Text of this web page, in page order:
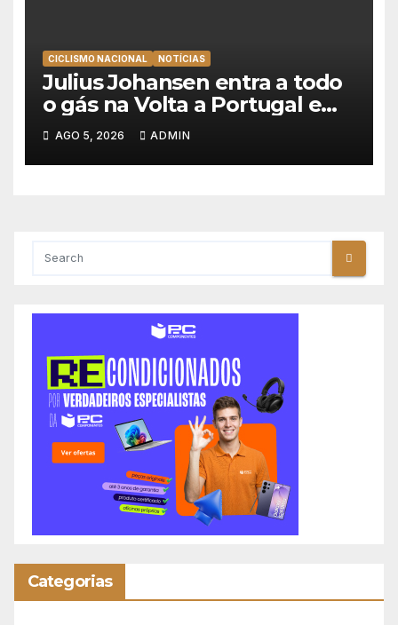
CICLISMO NACIONAL NOTÍCIAS
Julius Johansen entra a todo
o gás na Volta a Portugal e
lidera dobradinha da UAE
Team Emirates em Lisboa
AGO 5, 2026 ADMIN
Categorias